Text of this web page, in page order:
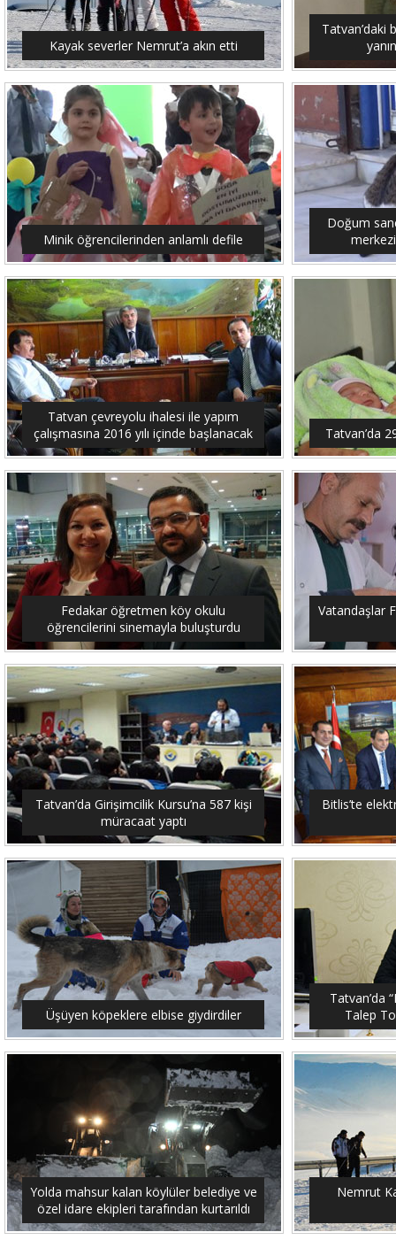
Kayak severler Nemrut’a akın etti
Tatvan’daki
Minik öğrencilerinden anlamlı defile
Doğum
Tatvan çevreyolu ihalesi ile yapım
çalışmasına 2016 yılı içinde başlanacak
Tatvan’da
Fedakar öğretmen köy okulu
öğrencilerini sinemayla buluşturdu
Vatandaşlar
Tatvan’da Girişimcilik Kursu’na 587 kişi
müracaat yaptı
Bitlis’te
Üşüyen köpeklere elbise giydirdiler
Tatvan’da
Talep
Yolda mahsur kalan köylüler belediye ve
özel idare ekipleri tarafından kurtarıldı
Nemrut